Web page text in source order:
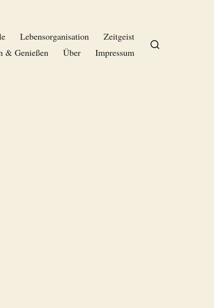
Lebensorganisation
Zeitgeist
& Genießen Über Impressum